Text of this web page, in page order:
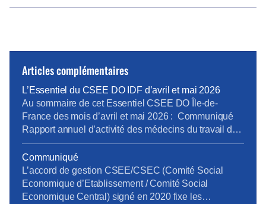
Articles complémentaires
L’Essentiel du CSEE DO IDF d’avril et mai 2026
Au sommaire de cet Essentiel CSEE DO Île-de-
France des mois d’avril et mai 2026 : Communiqué
Rapport annuel d’activité des médecins du travail de
la DO IDF pour 2025 Bilan Plan de Développement
des Compétences 2025 pour la DO IDF Approbation
des comptes annuels du CSEE DO IDF pour 2025
Retour d’expérience sur le projet […]
Communiqué
L’accord de gestion CSEE/CSEC (Comité Social
Economique d’Etablissement / Comité Social
Economique Central) signé en 2020 fixe les